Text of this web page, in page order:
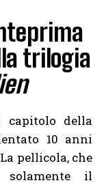
trilogia
capitolo della
10 anni
pellicola, che
il